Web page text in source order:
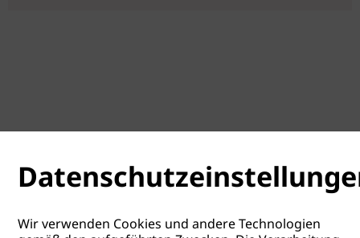
Wir verwenden Cookies und andere Technologien